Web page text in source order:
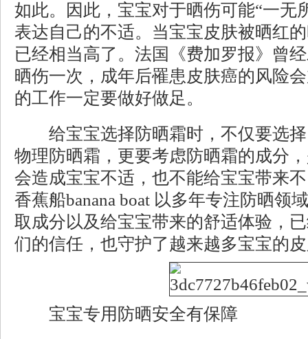
如此。因此，宝宝对于晒伤可能“一无
表达自己的不适。当宝宝皮肤被晒红
已经相当高了。法国《费加罗报》曾
晒伤一次，成年后罹患皮肤癌的风险
的工作一定要做好做足。
给宝宝选择防晒霜时，不仅要选择
物理防晒霜，更要考虑防晒霜的成分
会造成宝宝不适，也不能给宝宝带来
香蕉船banana boat 以多年专注防晒领
取成分以及给宝宝带来的舒适体验，
们的信任，也守护了越来越多宝宝的
宝宝专用防晒安全有保障